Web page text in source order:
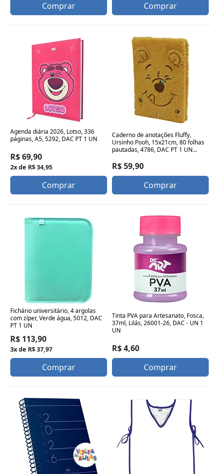
Comprar
Comprar
Agenda diária 2026, Lotso, 336
páginas, A5, 5292, DAC PT 1 UN
R$ 69,90
2x de R$ 34,95
Comprar
Caderno de anotações Fluffy,
Ursinho Pooh, 15x21cm, 80 folhas
pautadas, 4786, DAC PT 1 UN...
R$ 59,90
Comprar
Fichário universitário, 4 argolas
com zíper, Verde água, 5012, DAC
PT 1 UN
R$ 113,90
3x de R$ 37,97
Comprar
Tinta PVA para Artesanato, Fosca,
37ml, Lilás, 26001-26, DAC - UN 1
UN
R$ 4,60
Comprar